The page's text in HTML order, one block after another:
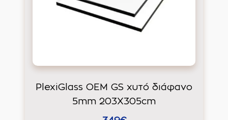
PlexiGlass OEM GS χυτό διάφανο
5mm 203X305cm